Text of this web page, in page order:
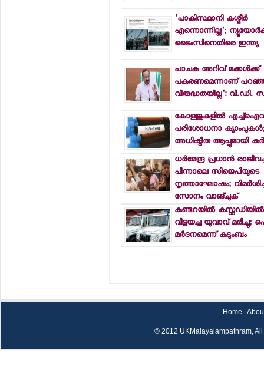
'പാകിസ്ഥാനി കശ്മീര്‍
എന്നൊന്നില്ല';
ടൈംസിനെതിരെ ഇന്ത്യ
പാചക അറിവ് മക്കള്‍ക്ക്
പകരണമെന്നാണ്
വിരുദ്ധതയില്ല': വി.ഡി.
കോളജുകളില്‍
പരിശോധനാ
അധിഷ്ഠിത ആപ്പുമായി
ധര്‍മേന്ദ്ര പ്രധാന്‍
പിന്നാലെ സിജെപിയുടെ
നൃത്താഘോഷം;
സോനം വാങ്ചുക്
കുണ്ടറയില്‍
വിട്ടയച്ച യുവാവ് മരിച്ചു;
മര്‍ദനമെന്ന് കുടുംബം
Home
© 2012 UKMalayalampathram,